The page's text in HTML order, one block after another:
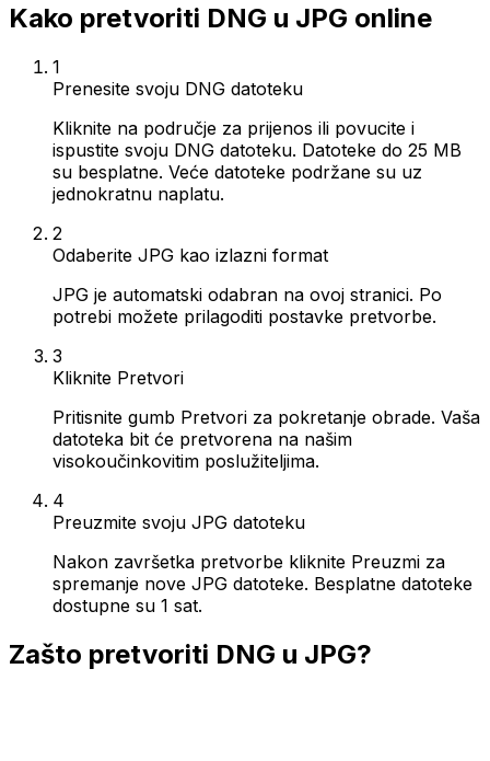
Kako pretvoriti DNG u JPG online
1
Prenesite svoju DNG datoteku
Kliknite na područje za prijenos ili povucite i
ispustite svoju DNG datoteku. Datoteke do 25 MB
su besplatne. Veće datoteke podržane su uz
jednokratnu naplatu.
2
Odaberite JPG kao izlazni format
JPG je automatski odabran na ovoj stranici. Po
potrebi možete prilagoditi postavke pretvorbe.
3
Kliknite Pretvori
Pritisnite gumb Pretvori za pokretanje obrade. Vaša
datoteka bit će pretvorena na našim
visokoučinkovitim poslužiteljima.
4
Preuzmite svoju JPG datoteku
Nakon završetka pretvorbe kliknite Preuzmi za
spremanje nove JPG datoteke. Besplatne datoteke
dostupne su 1 sat.
Zašto pretvoriti DNG u JPG?